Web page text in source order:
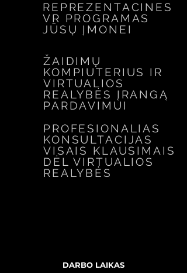
REPREZENTACINES
VR PROGRAMAS
JŪSŲ ĮMONEI
ŽAIDIMŲ
KOMPIUTERIUS IR
VIRTUALIOS
REALYBĖS ĮRANGĄ
PARDAVIMUI
PROFESIONALIAS
KONSULTACIJAS
VISAIS KLAUSIMAIS
DĖL VIRTUALIOS
REALYBĖS
DARBO LAIKAS